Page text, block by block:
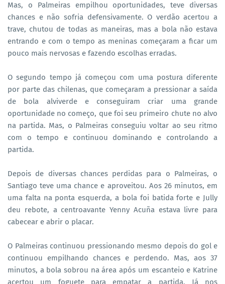
Mas, o Palmeiras empilhou oportunidades, teve diversas
chances e não sofria defensivamente. O verdão acertou a
trave, chutou de todas as maneiras, mas a bola não estava
entrando e com o tempo as meninas começaram a ficar um
pouco mais nervosas e fazendo escolhas erradas.
O segundo tempo já começou com uma postura diferente
por parte das chilenas, que começaram a pressionar a saída
de bola alviverde e conseguiram criar uma grande
oportunidade no começo, que foi seu primeiro chute no alvo
na partida. Mas, o Palmeiras conseguiu voltar ao seu ritmo
com o tempo e continuou dominando e controlando a
partida.
Depois de diversas chances perdidas para o Palmeiras, o
Santiago teve uma chance e aproveitou. Aos 26 minutos, em
uma falta na ponta esquerda, a bola foi batida forte e Jully
deu rebote, a centroavante Yenny Acuña estava livre para
cabecear e abrir o placar.
O Palmeiras continuou pressionando mesmo depois do gol e
continuou empilhando chances e perdendo. Mas, aos 37
minutos, a bola sobrou na área após um escanteio e Katrine
acertou um foguete para empatar a partida. Já nos